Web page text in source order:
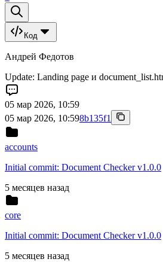
Код
Андрей Федотов
Update: Landing page и
05 мар 2026, 10:59
05 мар 2026, 10:598b135f1
accounts
Initial commit: Document Checker v1.0.0
5 месяцев назад
core
Initial commit: Document Checker v1.0.0
5 месяцев назад